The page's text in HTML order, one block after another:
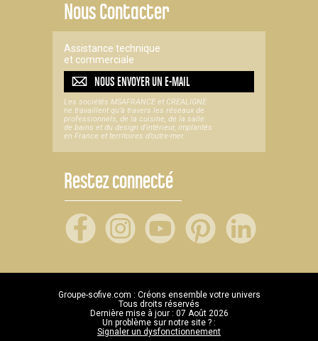
Nous Contacter
Assistance technique
et commerciale
NOUS ENVOYER UNE-MAIL
Les sociétés MSAFRANCE et CREALIGNE
ne travaillent qu'à travers les réseaux de
professionnels, de la cuisine, de la salle
de bains et du design d'intérieur, implantés
en France et territoires d’outre-mer.
Restez connecté
Groupe-sofive.com : Créons ensemble votre univers
Tous droits réservés
Dernière mise à jour : 07 Août 2026
Un problème sur notre site ? :
Signaler un dysfonctionnement